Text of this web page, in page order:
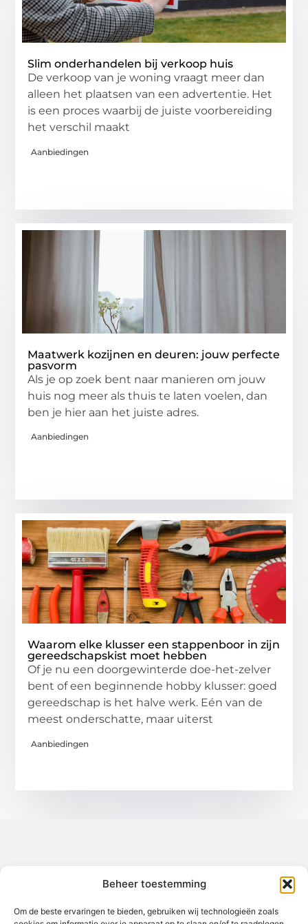
Beheer toestemming
Om de beste ervaringen te bieden, gebruiken wij technologieën zoals
Slim onderhandelen bij verkoop huis
De verkoop van je woning vraagt meer dan
alleen het plaatsen van een advertentie. Het
is een proces waarbij de juiste voorbereiding
het verschil maakt
Aanbiedingen
Maatwerk kozijnen en deuren: jouw perfecte
pasvorm
Als je op zoek bent naar manieren om jouw
huis nog meer als thuis te laten voelen, dan
ben je hier aan het juiste adres.
Aanbiedingen
Waarom elke klusser een stappenboor in zijn
gereedschapskist moet hebben
Of je nu een doorgewinterde doe-het-zelver
bent of een beginnende hobby klusser: goed
gereedschap is het halve werk. Eén van de
meest onderschatte, maar uiterst
Aanbiedingen
Jouw gids voor inspiratie en tips uit het dagelijks leven.
Ontdek een brede verzameling blogs en artikelen die je helpen
om het meeste uit elke dag te halen, met praktische adviezen
en verrassende inzichten.